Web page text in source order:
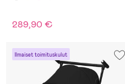
289,90 €
Ilmaiset toimituskulut